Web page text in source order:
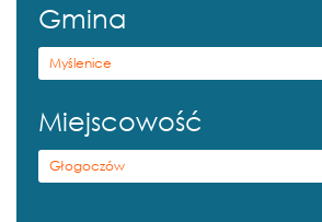
Gmina
Myślenice
Miejscowość
Głogoczów